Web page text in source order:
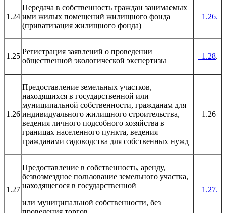
1.24
Передача в собственность граждан занимаемых
ими жилых помещений жилищного фонда
(приватизация жилищного фонда)
1.26.
1.25
Регистрация заявлений о проведении
общественной экологической экспертизы
1.28.
1.26
Предоставление земельных участков,
находящихся в государственной или
муниципальной собственности, гражданам для
индивидуального жилищного строительства,
ведения личного подсобного хозяйства в
границах населенного пункта, ведения
гражданами садоводства для собственных нужд
1.26
1.27
Предоставление в собственность, аренду,
безвозмездное пользование земельного участка,
находящегося в государственной
или муниципальной собственности, без
1.27.